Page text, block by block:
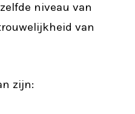
niveau van
van
zijn: